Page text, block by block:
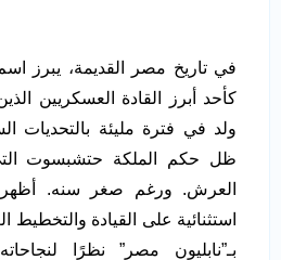
في تاريخ مصر القديمة، يبرز
كأحد أبرز القادة العسكريين
ولد في فترة مليئة بالتحديات
ظل حكم الملكة حتشبسوت
العرش. ورغم صغر سنه. أظهر
استثنائية على القيادة
بـ”نابليون مصر” نظرًا